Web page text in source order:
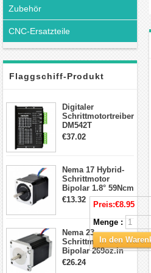
Zubehör
CNC-Ersatzteile
Flaggschiff-Produkt
Digitaler
Schrittmotortreiber
DM542T
Schrittmotor
Schrittmotor
€37.02
Nema 17 Hybrid-
Schrittmotor
Bipolar 1.8° 59Ncm
2A 4 Drähte mit 1m
Kabel & Stecker
Drucker/CNC
€13.32
Nema 23
Schrittmotor
Bipolar 269oz.in
2,8A 57x57x76mm
€26.24
Preis:€8.95
Menge :
In den